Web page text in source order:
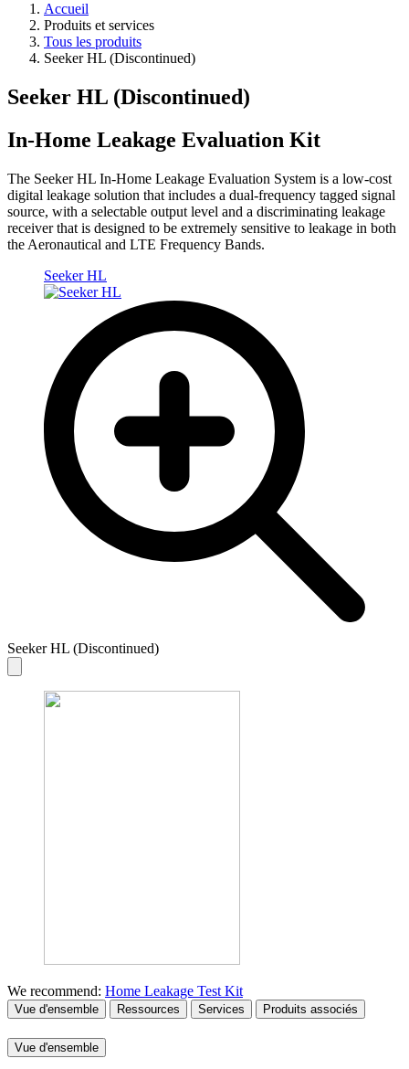
Accueil
Produits et services
Tous les produits
Seeker HL (Discontinued)
Seeker HL (Discontinued)
In-Home Leakage Evaluation Kit
The Seeker HL In-Home Leakage Evaluation System is a low-cost
digital leakage solution that includes a dual-frequency tagged signal
source, with a selectable output level and a discriminating leakage
receiver that is designed to be extremely sensitive to leakage in both
the Aeronautical and LTE Frequency Bands.
Seeker HL
Seeker HL (Discontinued)
We recommend: Home Leakage Test Kit
Vue d'ensemble Ressources Services Produits associés
Vue d'ensemble